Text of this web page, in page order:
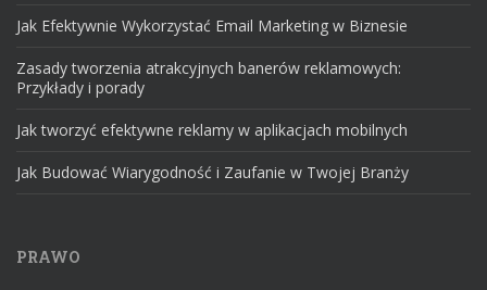
Jak Efektywnie Wykorzystać Email Marketing w Biznesie
Zasady tworzenia atrakcyjnych banerów reklamowych:
Przykłady i porady
Jak tworzyć efektywne reklamy w aplikacjach mobilnych
Jak Budować Wiarygodność i Zaufanie w Twojej Branży
PRAWO